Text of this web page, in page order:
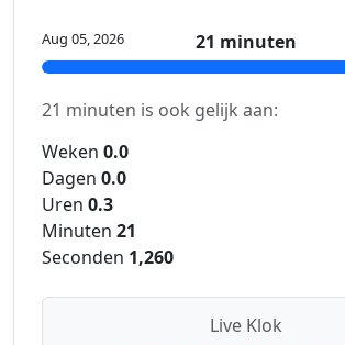
Aug 05, 2026 21 minuten
21 minuten is ook gelijk aan:
Weken 0.0
Dagen 0.0
Uren 0.3
Minuten 21
Seconden 1,260
Live Klok